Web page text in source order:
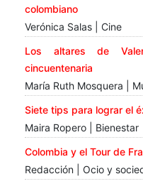
colombiano
Verónica Salas | Cine
Los altares de
cincuentenaria
María Ruth Mosquera |
Siete tips para lograr el
Maira Ropero | Bienestar
Colombia y el Tour de
Redacción | Ocio y